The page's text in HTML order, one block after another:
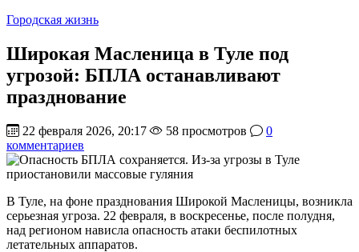
Городская жизнь
Широкая Масленица в Туле под
угрозой: БПЛА останавливают
празднование
22 февраля 2026, 20:17 58 просмотров
0
комментариев
В Туле, на фоне празднования Широкой Масленицы, возникла
серьезная угроза. 22 февраля, в воскресенье, после полудня,
над регионом нависла опасность атаки беспилотных
летательных аппаратов.